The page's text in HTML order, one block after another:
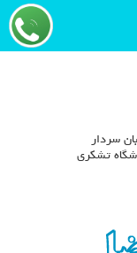
روبروی کلانتری 11خیابان سردار
تشکری